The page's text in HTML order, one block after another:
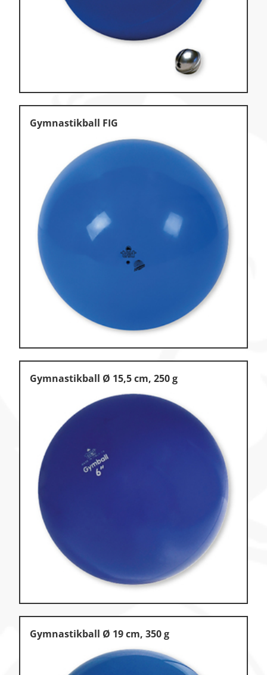
Leichtathletik
Objekteinrichtungen
Sportspielgeräte,
Technische Dokumentation
Therapiebedarf
Training, Vereinsbedarf
Turnen, Gymnastik, Ballett
Volleyball, Beachvolleyball
Wassersport
Gymnastikball FIG
Gymnastikball Ø 15,5 cm, 250 g
Gymnastikball Ø 19 cm, 350 g